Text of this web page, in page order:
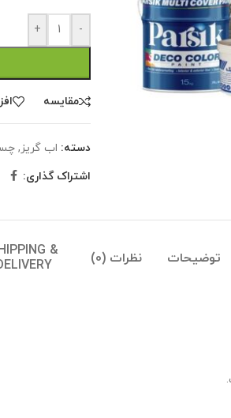
-
+
مقايسه
دسته: اب گریز,
اشتراک گذاری:
توضیحات نظرات (0)
&